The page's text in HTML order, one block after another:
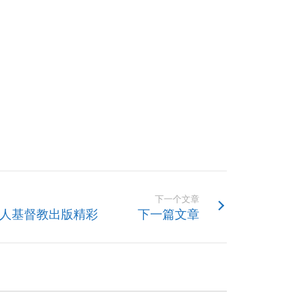
基督教出版精彩
下一个文章
下一篇文章